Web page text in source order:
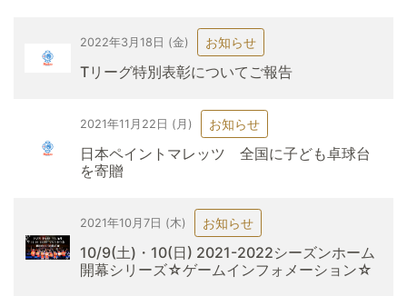
2022年3月18日 (金) お知らせ
Tリーグ特別表彰についてご報告
2021年11月22日 (月) お知らせ
日本ペイントマレッツ 全国に子ども卓球台
を寄贈
2021年10月7日 (木) お知らせ
10/9(土)・10(日) 2021-2022シーズンホーム
開幕シリーズ☆ゲームインフォメーション☆